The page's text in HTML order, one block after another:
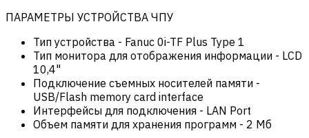
ПАРАМЕТРЫ УСТРОЙСТВА ЧПУ
Тип устройства - Fanuc 0i-TF Plus Type 1
Тип монитора для отображения информации - LCD
10,4"
Подключение съемных носителей памяти -
USB/Flash memory card interface
Интерфейсы для подключения - LAN Port
Объем памяти для хранения программ - 2 Мб